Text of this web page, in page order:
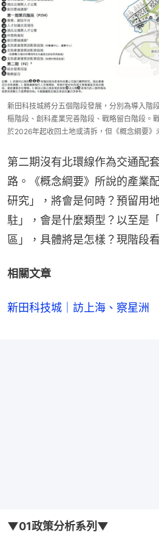
新田科技城將分五個階段發展，分別為導入階
樞階段、創科產業完善階段、戰略留白階段。
於2026年起收回土地或清拆，但《概念綱要》
第二期沒有北環線作為交通配
路。《概念綱要》所說的產業
研究」，將會是何時？預留用
駐」，會是什麼類型？以至是
區」，具體將是怎樣？現階段
相關文章
新田科技城｜訪上海、察星洲
▼01政策分析系列▼